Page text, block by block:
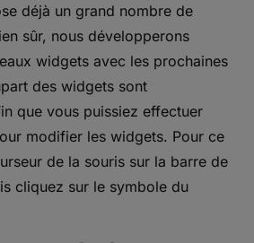
déjà un grand nombre de
sûr, nous développerons
widgets avec les prochaines
des widgets sont
que vous puissiez effectuer
modifier les widgets. Pour ce
de la souris sur la barre de
cliquez sur le symbole du